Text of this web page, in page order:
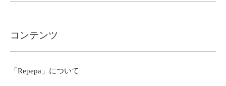
コンテンツ
「Repepa」について